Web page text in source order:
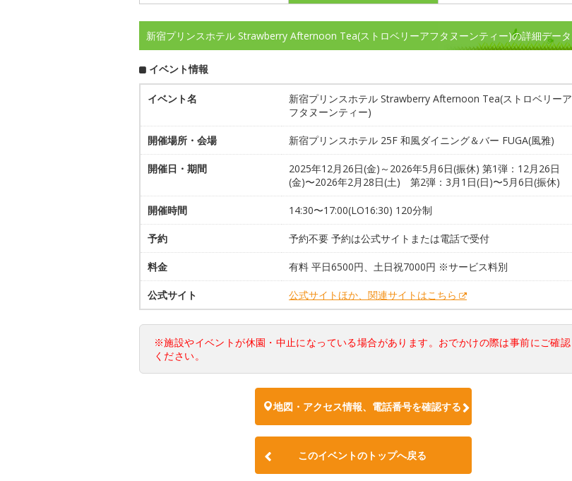
新宿プリンスホテル Strawberry Afternoon Tea(ストロベリーアフタヌーンティー)の詳細データ
イベント情報
イベント名
新宿プリンスホテル Strawberry Afternoon Tea(ストロベリーア
フタヌーンティー)
開催場所・会場 新宿プリンスホテル 25F 和風ダイニング＆バー FUGA(風雅)
開催日・期間
2025年12月26日(金)～2026年5月6日(振休) 第1弾：12月26日
(金)〜2026年2月28日(土) 第2弾：3月1日(日)〜5月6日(振休)
開催時間 14:30〜17:00(LO16:30) 120分制
予約 予約不要 予約は公式サイトまたは電話で受付
料金 有料 平日6500円、土日祝7000円 ※サービス料別
公式サイト 公式サイトほか、関連サイトはこちら
※施設やイベントが休園・中止になっている場合があります。おでかけの際は事前にご確認
ください。
地図・アクセス情報、電話番号を確認する
このイベントのトップへ戻る